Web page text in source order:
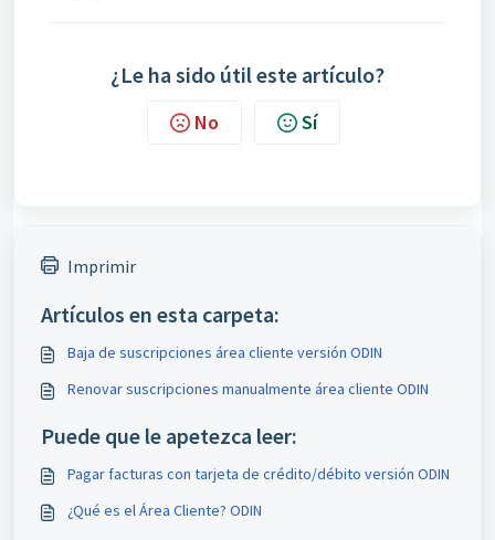
¿Le ha sido útil este artículo?
No Sí
Imprimir
Artículos en esta carpeta:
Baja de suscripciones área cliente versión ODIN
Renovar suscripciones manualmente área cliente ODIN
Puede que le apetezca leer:
Pagar facturas con tarjeta de crédito/débito versión ODIN
¿Qué es el Área Cliente? ODIN